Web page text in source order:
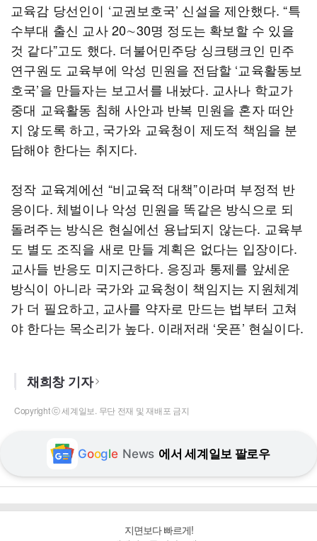
교육감 당선인이 ‘교권보호국’ 신설을 제안했다. “특
수부대 출신 교사 20∼30명 정도는 확보할 수 있을
것 같다”고도 했다. 더불어민주당 싱크탱크인 민주
연구원도 교육부에 악성 민원을 전담할 ‘교육활동보
호국’을 만들자는 보고서를 내놨다. 교사나 학교가
중대 교육활동 침해 사안과 반복 민원을 혼자 떠안
지 않도록 하고, 국가와 교육청이 제도적 책임을 분
담해야 한다는 취지다.
정작 교육계에선 “비교육적 대책”이라며 부정적 반
응이다. 체벌이나 악성 민원을 똑같은 방식으로 되
돌려주는 방식은 현실에선 용납되지 않는다. 교육부
도 별도 조직을 새로 만들 계획은 없다는 입장이다.
교사들 반응도 미지근하다. 응징과 통제를 앞세운
방식이 아니라 국가와 교육청이 책임지는 지원체계
가 더 필요하고, 교사를 약자로 만드는 법부터 고쳐
야 한다는 목소리가 높다. 이래저래 ‘웃픈’ 현실이다.
채희창 기자
Copyright ⓒ 세계일보. 무단 전재 및 재배포 금지
Google News 에서 세계일보 팔로우
지면보다 빠르게!